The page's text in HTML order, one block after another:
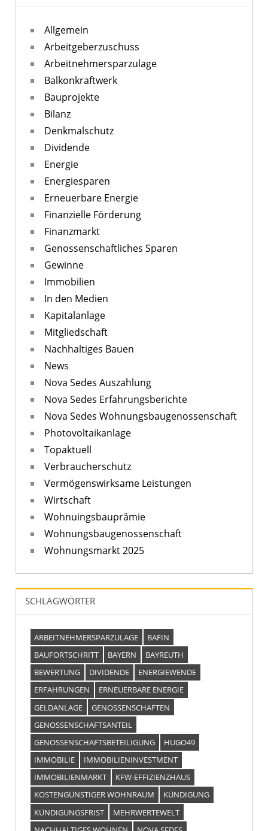
Allgemein
Arbeitgeberzuschuss
Arbeitnehmersparzulage
Balkonkraftwerk
Bauprojekte
Bilanz
Denkmalschutz
Dividende
Energie
Energiesparen
Erneuerbare Energie
Finanzielle Förderung
Finanzmarkt
Genossenschaftliches Sparen
Gewinne
Immobilien
In den Medien
Kapitalanlage
Mitgliedschaft
Nachhaltiges Bauen
News
Nova Sedes Auszahlung
Nova Sedes Erfahrungsberichte
Nova Sedes Wohnungsbaugenossenschaft
Photovoltaikanlage
Topaktuell
Verbraucherschutz
Vermögenswirksame Leistungen
Wirtschaft
Wohnuingsbauprämie
Wohnungsbaugenossenschaft
Wohnungsmarkt 2025
SCHLAGWÖRTER
ARBEITNEHMERSPARZULAGE
BAFIN
BAUFORTSCHRITT
BAYERN
BAYREUTH
BEWERTUNG
DIVIDENDE
ENERGIEWENDE
ERFAHRUNGEN
ERNEUERBARE ENERGIE
GELDANLAGE
GENOSSENSCHAFTEN
GENOSSENSCHAFTSANTEIL
GENOSSENSCHAFTSBETEILIGUNG
HUGO49
IMMOBILIE
IMMOBILIENINVESTMENT
IMMOBILIENMARKT
KFW-EFFIZIENZHAUS
KOSTENGÜNSTIGER WOHNRAUM
KÜNDIGUNG
KÜNDIGUNGSFRIST
MEHRWERTEWELT